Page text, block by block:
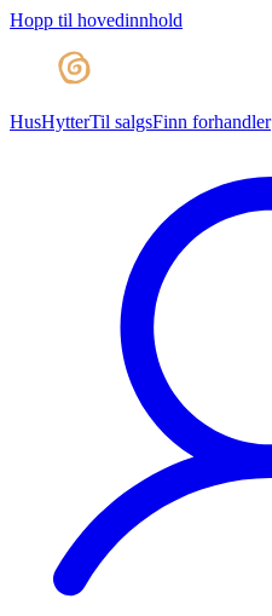
Hopp til hovedinnhold
HusHytterTil salgsFinn forhandler